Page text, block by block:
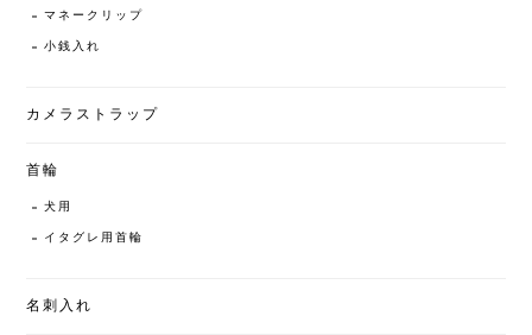
マネークリップ
小銭入れ
カメラストラップ
首輪
犬用
イタグレ用首輪
名刺入れ